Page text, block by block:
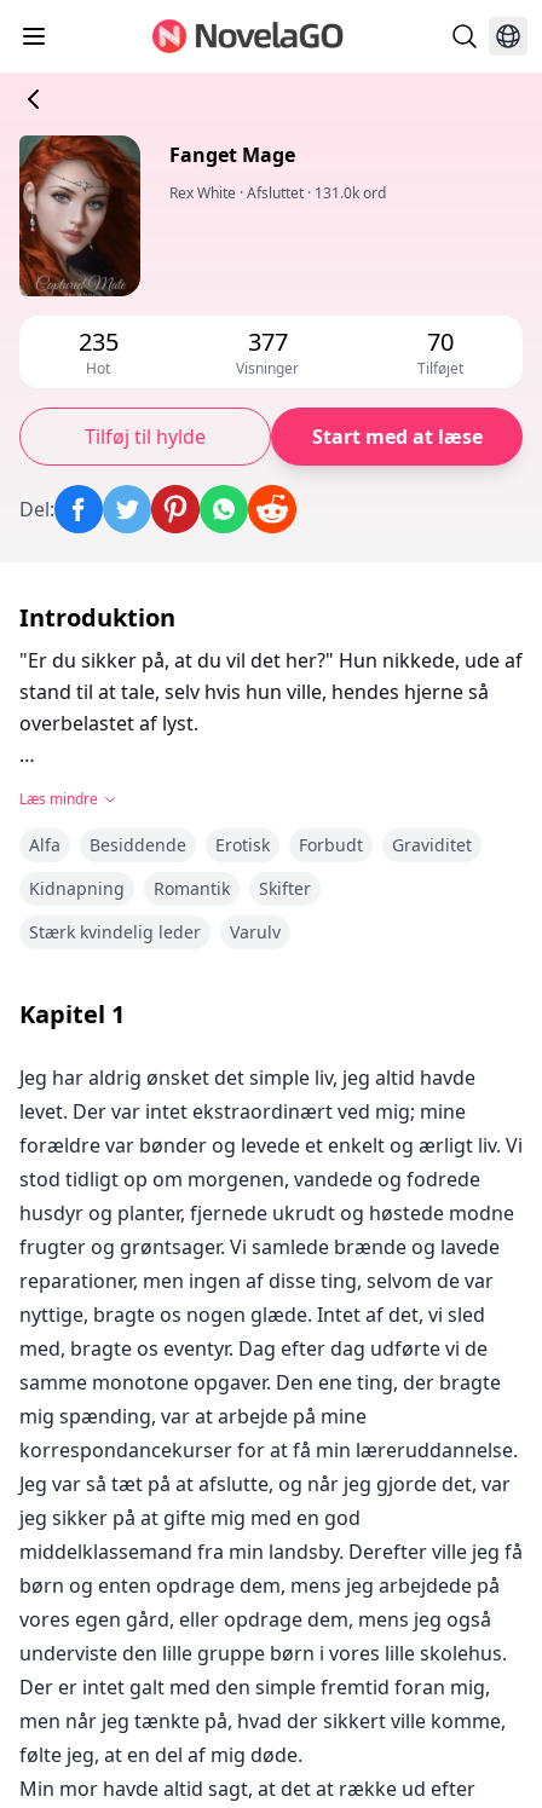
Fanget Mage
Rex White ·Afsluttet · 131.0k ord
235
Hot
377
Visninger
70
Tilføjet
Tilføj til hylde Start med at læse
Del:
Introduktion
"Er du sikker på, at du vil det her?" Hun nikkede, ude af
stand til at tale, selv hvis hun ville, hendes hjerne så
overbelastet af lyst.
Min hjerne må også være i stykker, jeg kan ikke tro, at
spillene. At tage hende på denne måde kunne
resultere i min egen piskning eller værre. Jeg kendte
have hende.
"Jeg har brug for at høre dig sige det, smukke."
"Ja, Lucas, tag mig, vær så sød." Hendes stemme er på
grænsen til at tigge, jeg kan dufte hendes søde
ophidselse, der parfumerer rummet.
Det er som om min krop nægter at stoppe, selvom jeg
ved, at jeg burde.
Fanget og taget langt væk fra sit hjem sammen med
halvtreds andre kvinder, bliver hun kastet ind i en helt
ny verden.
Forladende sin elskede hjemby og velkendte liv, trådte
hun ind i et ukendt eventyr, men hun blev tiltrukket af
to farlige mænd. Deres lignende øjne så på mig med
begær og kærlighed, og jeg var fortabt i dette erotiske
spil.
Hvem er min partner? Jeg synes at kunne mærke det
brændende blik.
Hans pupiller udvider sig, og min mund bliver tør ved
kontakten. Hvorfor er jeg så tiltrukket af disse to
mænd, mænd der tog mig og sandsynligvis vil skade
Læs mindre
Alfa Besiddende Erotisk Forbudt
Graviditet
Kidnapning
Romantik
Skifter
Stærk kvindelig leder
Varulv
Kapitel 1
Jeg har aldrig ønsket det simple liv, jeg altid havde
levet. Der var intet ekstraordinært ved mig; mine
forældre var bønder og levede et enkelt og ærligt liv. Vi
stod tidligt op om morgenen, vandede og fodrede
husdyr og planter, fjernede ukrudt og høstede modne
frugter og grøntsager. Vi samlede brænde og lavede
reparationer, men ingen af disse ting, selvom de var
nyttige, bragte os nogen glæde. Intet af det, vi sled
med, bragte os eventyr. Dag efter dag udførte vi de
samme monotone opgaver. Den ene ting, der bragte
mig spænding, var at arbejde på mine
korrespondancekurser for at få min læreruddannelse.
Jeg var så tæt på at afslutte, og når jeg gjorde det, var
jeg sikker på at gifte mig med en god
middelklassemand fra min landsby. Derefter ville jeg få
børn og enten opdrage dem, mens jeg arbejdede på
vores egen gård, eller opdrage dem, mens jeg også
underviste den lille gruppe børn i vores lille skolehus.
Der er intet galt med den simple fremtid foran mig,
men når jeg tænkte på, hvad der sikkert ville komme,
følte jeg, at en del af mig døde.
Min mor havde altid sagt, at det at række ud efter